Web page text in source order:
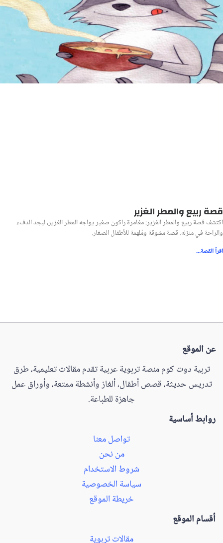
قصة ربيع والمطر الغزير
اكتشف قصة ربيع والمطر الغزير: مغامرة راكون صغير يواجه المطر الغزير، ليجد الدفء
والراحة في منزله. قصة مشوقة ومُلهمة للأطفال الصغار.
اقرأ القصة...
عن الموقع
تربية دوت كوم منصة تربوية عربية تقدم مقالات تعليمية، طرق
تدريس حديثة، قصص أطفال، ألغاز وأنشطة ممتعة، وأوراق عمل
جاهزة للطباعة.
روابط أساسية
تواصل معنا
من نحن
شروط الاستخدام
سياسة الخصوصية
خريطة الموقع
أقسام الموقع